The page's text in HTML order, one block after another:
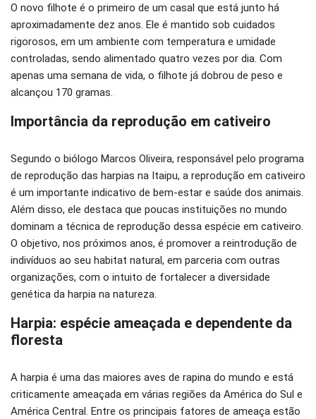
O novo filhote é o primeiro de um casal que está junto há
aproximadamente dez anos. Ele é mantido sob cuidados
rigorosos, em um ambiente com temperatura e umidade
controladas, sendo alimentado quatro vezes por dia. Com
apenas uma semana de vida, o filhote já dobrou de peso e
alcançou 170 gramas.
Importância da reprodução em cativeiro
Segundo o biólogo Marcos Oliveira, responsável pelo programa
de reprodução das harpias na Itaipu, a reprodução em cativeiro
é um importante indicativo de bem-estar e saúde dos animais.
Além disso, ele destaca que poucas instituições no mundo
dominam a técnica de reprodução dessa espécie em cativeiro.
O objetivo, nos próximos anos, é promover a reintrodução de
indivíduos ao seu habitat natural, em parceria com outras
organizações, com o intuito de fortalecer a diversidade
genética da harpia na natureza.
Harpia: espécie ameaçada e dependente da
floresta
A harpia é uma das maiores aves de rapina do mundo e está
criticamente ameaçada em várias regiões da América do Sul e
América Central. Entre os principais fatores de ameaça estão